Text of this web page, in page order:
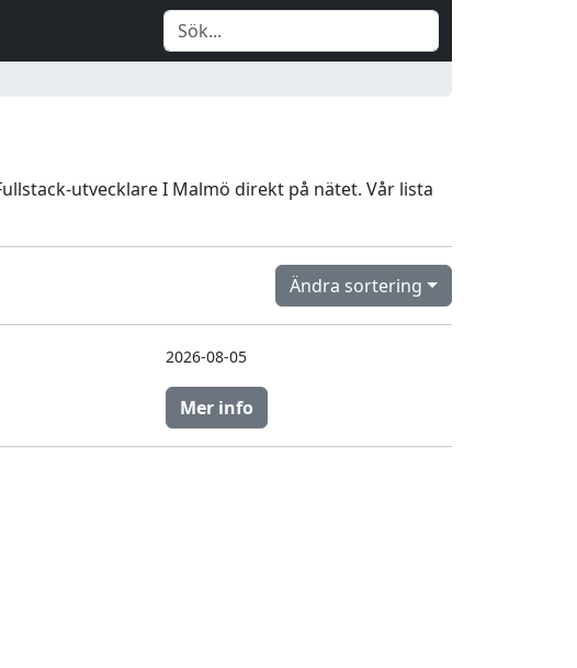
utvecklare I Malmö direkt på nätet. Vår lista
Ändra sortering
2026-08-05
Mer info